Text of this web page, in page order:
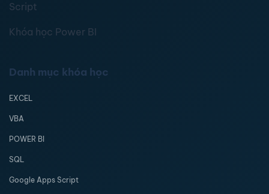
Script
Khóa học Power BI
Danh mục khóa học
EXCEL
VBA
POWER BI
SQL
Google Apps Script